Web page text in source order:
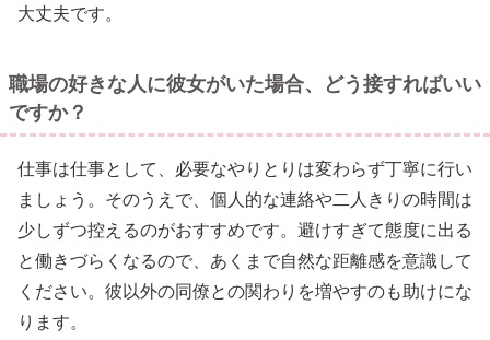
大丈夫です。
職場の好きな人に彼女がいた場合、どう接すればいい
ですか？
仕事は仕事として、必要なやりとりは変わらず丁寧に行い
ましょう。そのうえで、個人的な連絡や二人きりの時間は
少しずつ控えるのがおすすめです。避けすぎて態度に出る
と働きづらくなるので、あくまで自然な距離感を意識して
ください。彼以外の同僚との関わりを増やすのも助けにな
ります。